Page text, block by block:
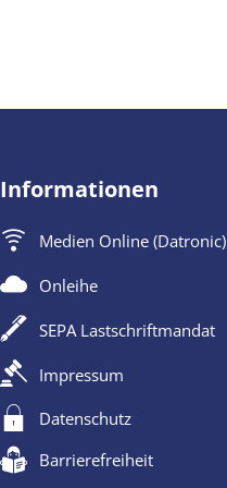
Informationen
Medien Online (Datronic)
Onleihe
SEPA Lastschriftmandat
Impressum
Datenschutz
Barrierefreiheit